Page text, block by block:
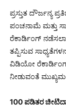
ಪ್ರಸ್ತುತ ದೌರ್ಜನ್ಯ
ಪಂಚನಾಮೆ ಮತ್ತು
ರೆಕಾರ್ಡಿಂಗ್
ತಪ್ಪಿಸುವ
ವಿಡಿಯೋ
ನೀಡುವಂತೆ
100 ಪಡಿತರ